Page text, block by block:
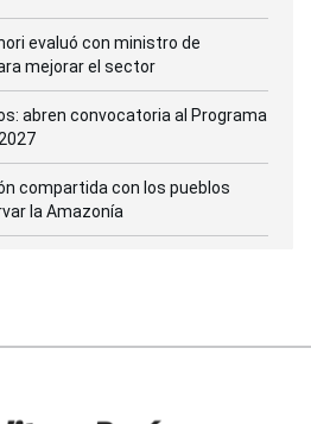
evaluó con ministro de
mejorar el sector
abren convocatoria al Programa
compartida con los pueblos
la Amazonía